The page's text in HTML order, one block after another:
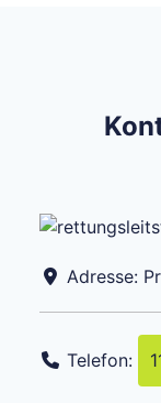
Adresse:
Telefon: